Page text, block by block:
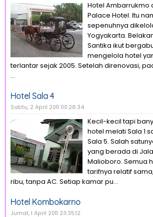
Hotel Ambarrukmo
Palace Hotel. Itu
sepenuhnya
Yogyakarta.
Santika ikut
mengelola hotel
terlantar sejak 2005. Setelah direnovasi,
...
Hotel Sala 4
Sabtu, 2 April 2011 00:28:34
Kecil-kecil tapi
hotel melati Sala 1
Sala 5. Salah
yang berada di
Malioboro. Semua
tarifnya relatif
ribu, tanpa AC. Setiap kamar pu...
Hotel Kombokarno
Jumat, 1 April 2011 23:35:12